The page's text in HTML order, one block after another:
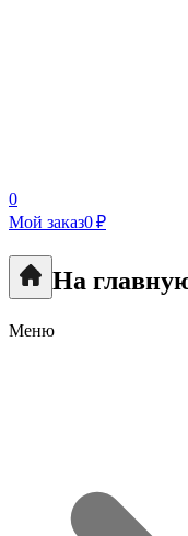
0
Мой заказ0 ₽
На
Меню